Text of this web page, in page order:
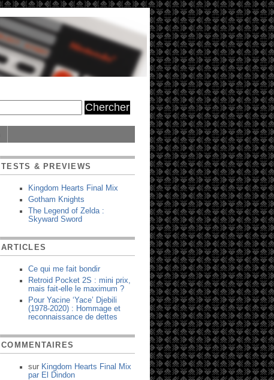
TESTS & PREVIEWS
Kingdom Hearts Final Mix
Gotham Knights
The Legend of Zelda :
Skyward Sword
ARTICLES
Ce qui me fait bondir
Retroid Pocket 2S : mini prix,
mais fait-elle le maximum ?
Pour Yacine ‘Yace’ Djebili
(1978-2020) : Hommage et
reconnaissance de dettes
COMMENTAIRES
sur Kingdom Hearts Final Mix
par El Dindon